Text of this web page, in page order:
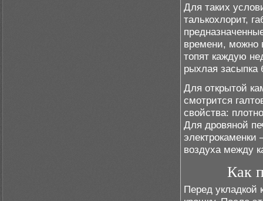
Для таких
талькохлорит,
времени, можно
топят каждую
рыхлая засыпка
Для открытой
смотрится
свойства:
Для дровяной
воздуха между
Как
Перед